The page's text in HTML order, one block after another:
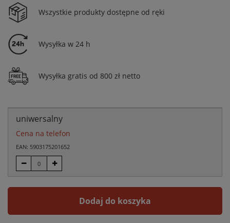
Wszystkie produkty dostępne od ręki
Wysyłka w 24 h
Wysyłka gratis od 800 zł netto
uniwersalny
Cena na telefon
EAN: 5903175201652
Dodaj do koszyka